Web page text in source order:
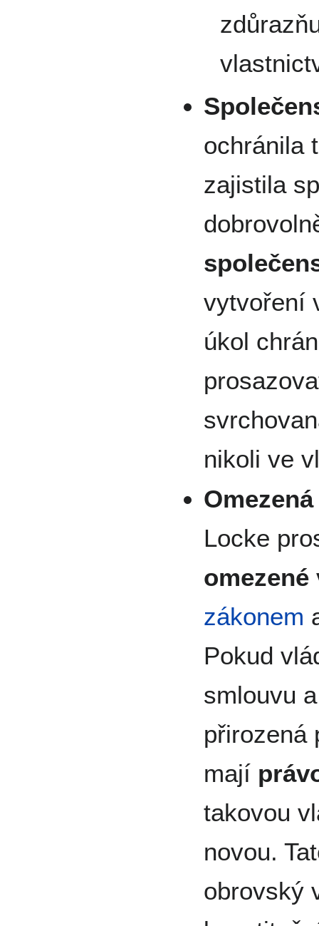
ochránila
zajistila
vytvoření
úkol
nikoli ve
Locke
omezené
zákonem
Pokud
smlouvu
přirozená
mají
takovou
novou.
obrovský